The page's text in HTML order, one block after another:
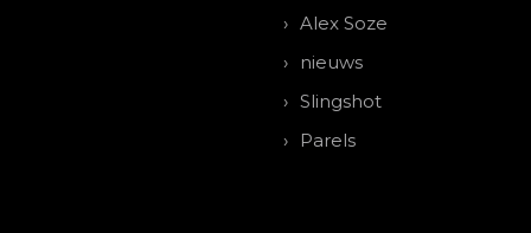
Alex Soze
nieuws
Slingshot
Parels